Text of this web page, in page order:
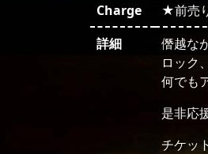
Charge
★前売
詳細
僭越な
ロック
何でも
是非応
チケッ